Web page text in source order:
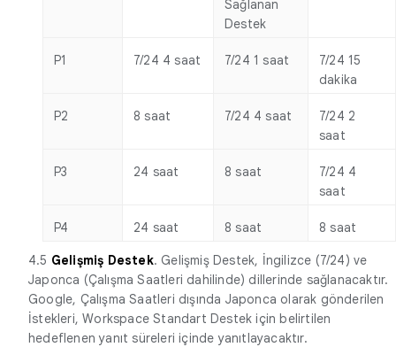
Sağlanan
Destek
P1 7/24 4 saat 7/24 1 saat
7/24 15
dakika
P2 8 saat 7/24 4 saat
7/24 2
saat
P3 24 saat 8 saat
7/24 4
saat
P4 24 saat 8 saat 8 saat
4.5 Gelişmiş Destek. Gelişmiş Destek, İngilizce (7/24) ve
Japonca (Çalışma Saatleri dahilinde) dillerinde sağlanacaktır.
Google, Çalışma Saatleri dışında Japonca olarak gönderilen
İstekleri, Workspace Standart Destek için belirtilen
hedeflenen yanıt süreleri içinde yanıtlayacaktır.